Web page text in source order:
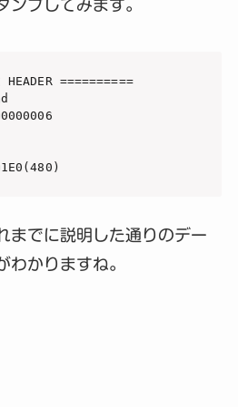
ンプしてみます。
==========
までに説明した通りのデー
わかりますね。